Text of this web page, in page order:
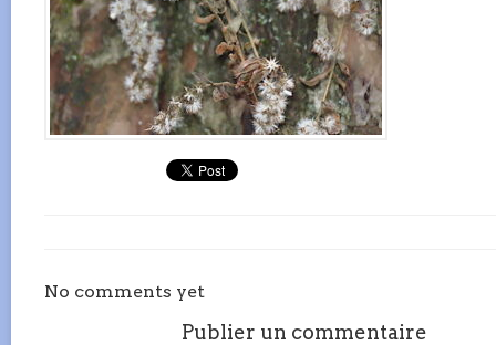
No comments yet
Publier un commentaire